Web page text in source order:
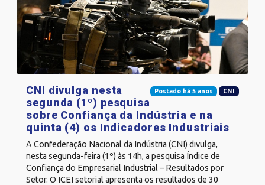
Postado há 5 anos CNI
CNI divulga nesta
segunda (1º) pesquisa
sobre Confiança da Indústria e na
quinta (4) os Indicadores Industriais
A Confederação Nacional da Indústria (CNI) divulga,
nesta segunda-feira (1º) às 14h, a pesquisa Índice de
Confiança do Empresarial Industrial – Resultados por
Setor. O ICEI setorial apresenta os resultados de 30